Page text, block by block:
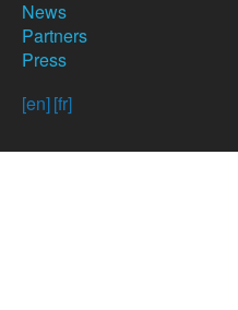
News
Partners
Press
[en][fr]